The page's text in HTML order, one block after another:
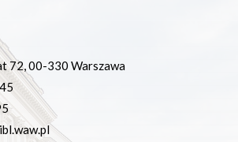
72, 00-330 Warszawa